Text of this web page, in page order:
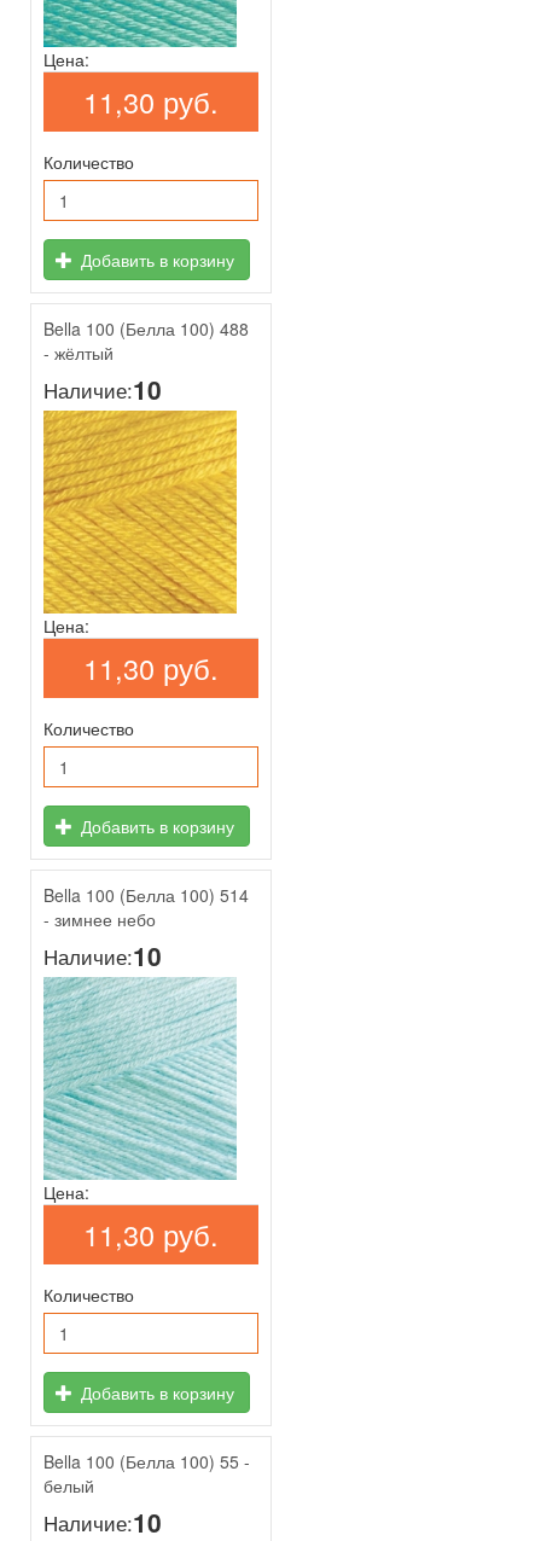
Цена:
11,30 руб.
Количество
Добавить в корзину
Bella 100 (Белла 100) 488
- жёлтый
Наличие:10
Цена:
11,30 руб.
Количество
Добавить в корзину
Bella 100 (Белла 100) 514
- зимнее небо
Наличие:10
Цена:
11,30 руб.
Количество
Добавить в корзину
Bella 100 (Белла 100) 55 -
белый
Наличие:10